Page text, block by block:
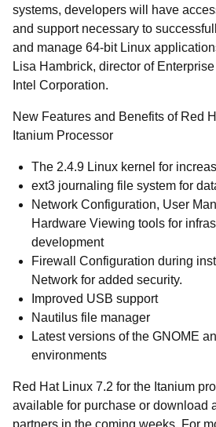
systems, developers will have
and support necessary to
and manage 64-bit Linux
Lisa Hambrick, director of
Intel Corporation.
New Features and Benefits of Red
Itanium Processor
The 2.4.9 Linux kernel for
ext3 journaling file system for
Network Configuration, User
Hardware Viewing tools for
development
Firewall Configuration during
Network for added security.
Improved USB support
Nautilus file manager
Latest versions of the GNOME
environments
Red Hat Linux 7.2 for the Itanium
available for purchase or download
partners in the coming weeks. For